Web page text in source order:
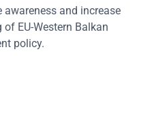
and increase
EU-Western Balkan
policy.